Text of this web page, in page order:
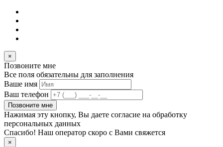
×
Позвоните мне
Все поля обязательны для заполнения
Ваше имя
Ваш телефон
Позвоните мне
Нажимая эту кнопку, Вы даете согласие на обработку
персональных данных
Спасибо! Наш оператор скоро с Вами свяжется
×